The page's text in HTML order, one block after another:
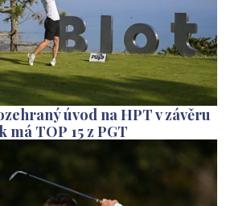
úvod na HPT v závěru
TOP 15 z PGT